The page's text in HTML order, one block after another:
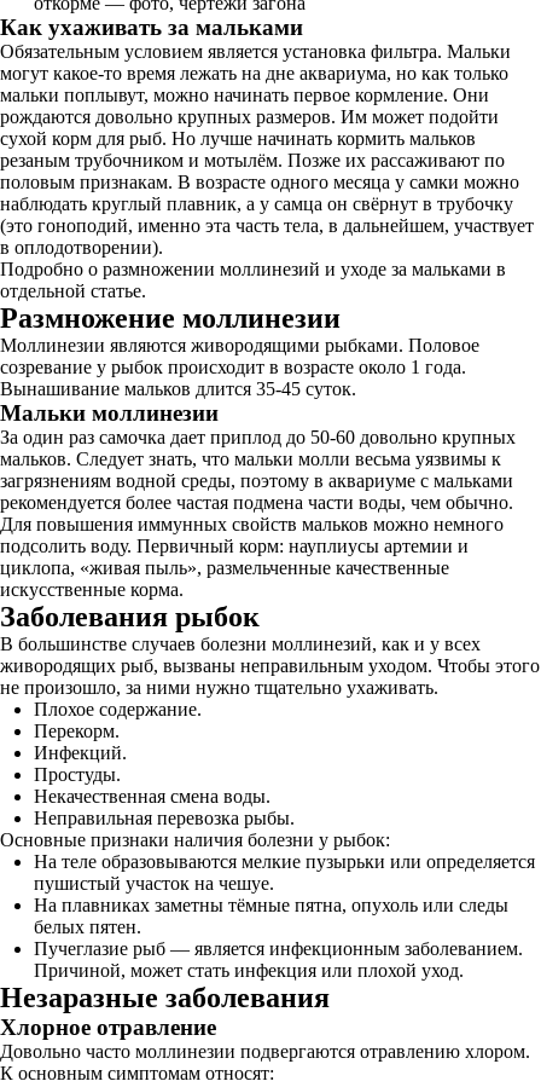
Как ухаживать за мальками
Обязательным условием является установка фильтра. Мальки
могут какое-то время лежать на дне аквариума, но как только
мальки поплывут, можно начинать первое кормление. Они
рождаются довольно крупных размеров. Им может подойти
сухой корм для рыб. Но лучше начинать кормить мальков
резаным трубочником и мотылём. Позже их рассаживают по
половым признакам. В возрасте одного месяца у самки можно
наблюдать круглый плавник, а у самца он свёрнут в трубочку
(это гоноподий, именно эта часть тела, в дальнейшем, участвует
в оплодотворении).
Подробно о размножении моллинезий и уходе за мальками в
отдельной статье.
Размножение моллинезии
Моллинезии являются живородящими рыбками. Половое
созревание у рыбок происходит в возрасте около 1 года.
Вынашивание мальков длится 35-45 суток.
Мальки моллинезии
За один раз самочка дает приплод до 50-60 довольно крупных
мальков. Следует знать, что мальки молли весьма уязвимы к
загрязнениям водной среды, поэтому в аквариуме с мальками
рекомендуется более частая подмена части воды, чем обычно.
Для повышения иммунных свойств мальков можно немного
подсолить воду. Первичный корм: науплиусы артемии и
циклопа, «живая пыль», размельченные качественные
искусственные корма.
Заболевания рыбок
В большинстве случаев болезни моллинезий, как и у всех
живородящих рыб, вызваны неправильным уходом. Чтобы этого
не произошло, за ними нужно тщательно ухаживать.
Плохое содержание.
Перекорм.
Инфекций.
Простуды.
Некачественная смена воды.
Неправильная перевозка рыбы.
Основные признаки наличия болезни у рыбок:
На теле образовываются мелкие пузырьки или определяется
пушистый участок на чешуе.
На плавниках заметны тёмные пятна, опухоль или следы
белых пятен.
Пучеглазие рыб — является инфекционным заболеванием.
Причиной, может стать инфекция или плохой уход.
Незаразные заболевания
Хлорное отравление
Довольно часто моллинезии подвергаются отравлению хлором.
К основным симптомам относят: